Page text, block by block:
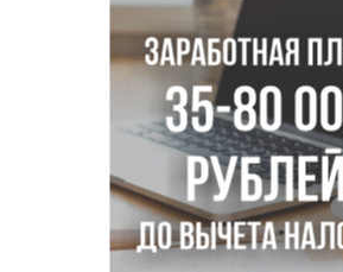
Персидский ковер «108 шахов»
Востока в Новосибирск
Актриса из Новосибирска Евгения
в сериале «Малой»